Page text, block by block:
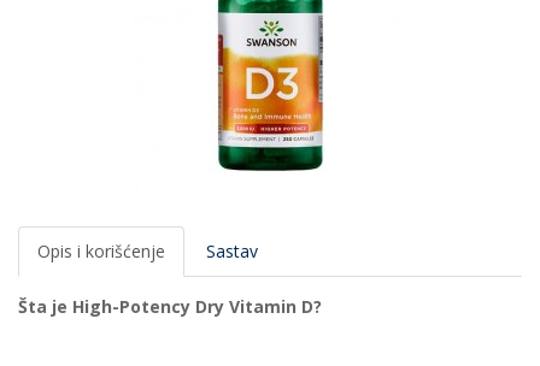
Opis i korišćenje Sastav
Šta je High-Potency Dry Vitamin D?